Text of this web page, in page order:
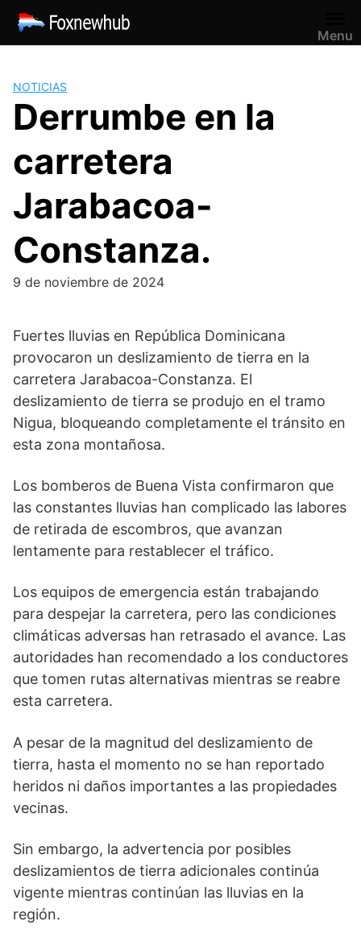
Saltar
contenido
Menu
NOTICIAS
Derrumbe en la
carretera
Jarabacoa-
Constanza.
9 de noviembre de 2024
Fuertes lluvias en República Dominicana
provocaron un deslizamiento de tierra en la
carretera Jarabacoa-Constanza. El
deslizamiento de tierra se produjo en el tramo
Nigua, bloqueando completamente el tránsito en
esta zona montañosa.
Los bomberos de Buena Vista confirmaron que
las constantes lluvias han complicado las labores
de retirada de escombros, que avanzan
lentamente para restablecer el tráfico.
Los equipos de emergencia están trabajando
para despejar la carretera, pero las condiciones
climáticas adversas han retrasado el avance. Las
autoridades han recomendado a los conductores
que tomen rutas alternativas mientras se reabre
esta carretera.
A pesar de la magnitud del deslizamiento de
tierra, hasta el momento no se han reportado
heridos ni daños importantes a las propiedades
vecinas.
Sin embargo, la advertencia por posibles
deslizamientos de tierra adicionales continúa
vigente mientras continúan las lluvias en la
región.